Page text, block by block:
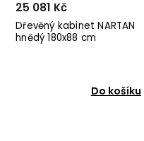
Dřevěný kabinet NARTAN
hnědý 180x88 cm
25 081 Kč
Do košíku